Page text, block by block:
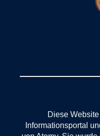
Diese
Informationsportal